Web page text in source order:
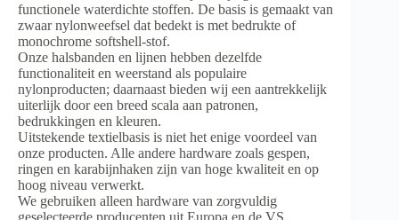
functionele waterdichte stoffen. De basis is gemaakt van
zwaar nylonweefsel dat bedekt is met bedrukte of
monochrome softshell-stof.
Onze halsbanden en lijnen hebben dezelfde
functionaliteit en weerstand als populaire
nylonproducten; daarnaast bieden wij een aantrekkelijk
uiterlijk door een breed scala aan patronen,
bedrukkingen en kleuren.
Uitstekende textielbasis is niet het enige voordeel van
onze producten. Alle andere hardware zoals gespen,
ringen en karabijnhaken zijn van hoge kwaliteit en op
hoog niveau verwerkt.
We gebruiken alleen hardware van zorgvuldig